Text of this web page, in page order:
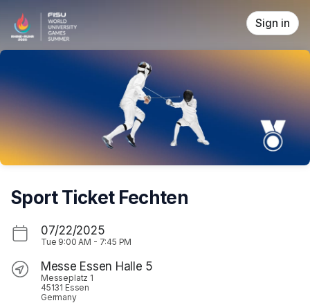
Sign in
Sport Ticket Fechten
07/22/2025
Tue 9:00 AM - 7:45 PM
Messe Essen Halle 5
Messeplatz 1
45131 Essen
Germany